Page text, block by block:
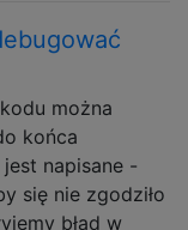
można
końca
napisane -
się nie zgodziło
błąd w